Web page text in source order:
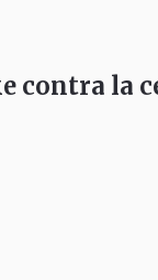
contra la